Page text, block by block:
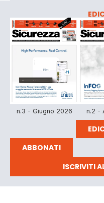
n.3 - Giugno 2026 n.2 -
ABBONATI
ISCRIVITI